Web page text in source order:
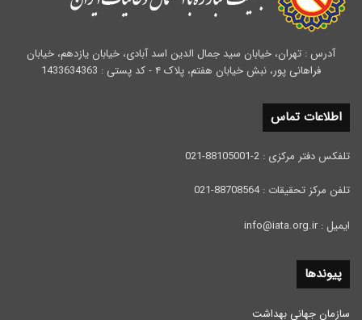
آدرس : تهران، خیابان سید جمال الدین اسد آبادی، خیابان یازدهم، خیابان
فراهانی پور، نبش خیابان هفتم، پلاک ۴ - کد پستی : 1433634363
اطلاعات تماس
تلفکس دفتر مرکزی : 2-88105001-021
تلفن مرکز تحقیقات : 88708564-021
ایمیل : info@iata.org.ir
پیوندها
سازمان جهانی بهداشت